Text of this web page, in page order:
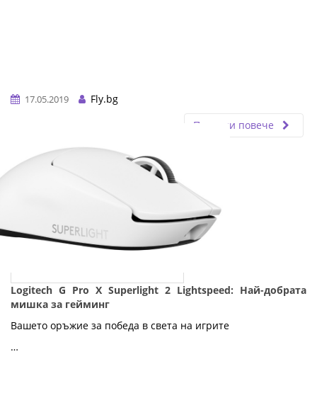
17.05.2019
Fly.bg
Прочети повече
Logitech G Pro X Superlight 2 Lightspeed: Най-добрата
мишка за гейминг
Вашето оръжие за победа в света на игрите
…